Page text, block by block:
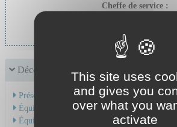
Cheffe de service :
Découvrir le service
Présentation de l'activité
Équipe Médicale
Équipe Soignante
This site uses
and gives you
over what you
activate